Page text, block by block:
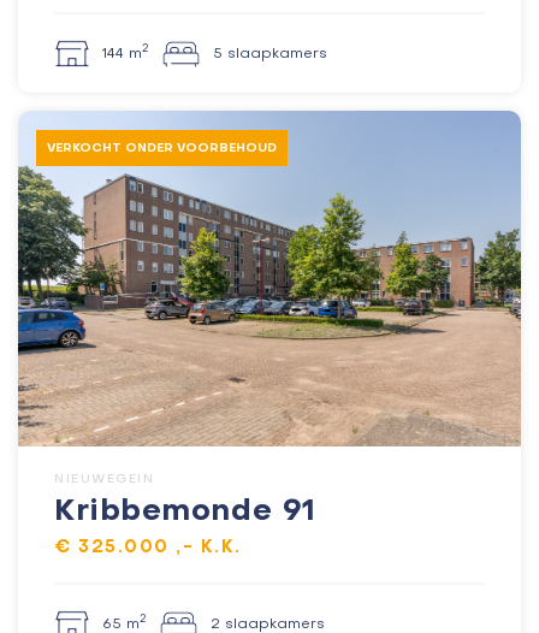
144 m2 5 slaapkamers
VERKOCHT ONDER VOORBEHOUD
NIEUWEGEIN
Kribbemonde 91
€ 325.000 ,- K.K.
65 m2 2 slaapkamers